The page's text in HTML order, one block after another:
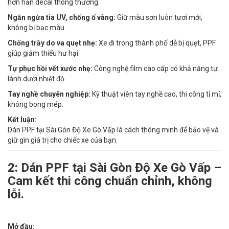
hơn hẳn decal thông thường.
Ngăn ngừa tia UV, chống ố vàng: Giữ màu sơn luôn tươi mới,
không bị bạc màu.
Chống trầy do va quẹt nhẹ: Xe đi trong thành phố dễ bị quẹt, PPF
giúp giảm thiểu hư hại.
Tự phục hồi vết xước nhẹ: Công nghệ film cao cấp có khả năng tự
lành dưới nhiệt độ.
Tay nghề chuyên nghiệp: Kỹ thuật viên tay nghề cao, thi công tỉ mỉ,
không bong mép.
Kết luận:
Dán PPF tại Sài Gòn Độ Xe Gò Vấp là cách thông minh để bảo vệ và
giữ gìn giá trị cho chiếc xe của bạn.
2: Dán PPF tại Sài Gòn Độ Xe Gò Vấp –
Cam kết thi công chuẩn chỉnh, không
lỗi.
Mở đầu: